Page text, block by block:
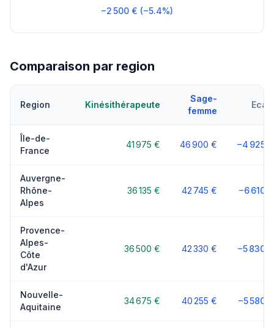
−2 500 € (−5.4%)
Comparaison par region
Region Kinésithérapeute
Sage-
femme
Ecart
Île-de-
France
41 975 € 46 900 € −4 925 €
Auvergne-
Rhône-
Alpes
36 135 € 42 745 € −6 610 €
Provence-
Alpes-
Côte
d'Azur
36 500 € 42 330 € −5 830 €
Nouvelle-
Aquitaine
34 675 € 40 255 € −5 580 €